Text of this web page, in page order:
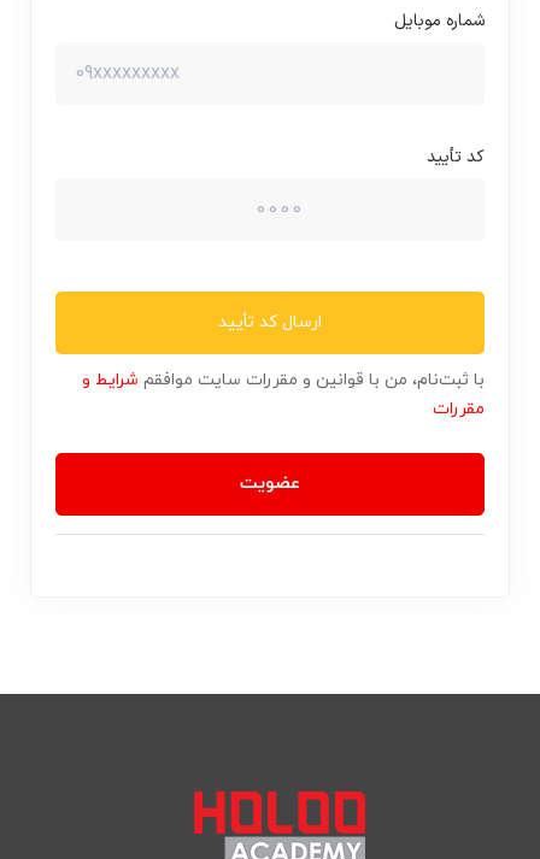
شماره موبایل
کد تأیید
ارسال کد تأیید
با ثبت‌نام، من با قوانین و مقررات سایت موافقم شرایط و
مقررات
عضویت